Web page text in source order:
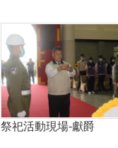
祭祀活動現場-獻爵